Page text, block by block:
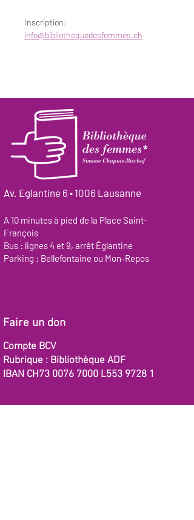
Inscription:
info@bibliothequedesfemmes.ch
Av. Eglantine 6 • 1006 Lausanne
A 10 minutes à pied de la Place Saint-
François
Bus : lignes 4 et 9, arrêt Églantine
Parking : Bellefontaine ou Mon-Repos
Faire un don
Compte BCV
Rubrique : Bibliothèque ADF
IBAN CH73 0076 7000 L553 9728 1